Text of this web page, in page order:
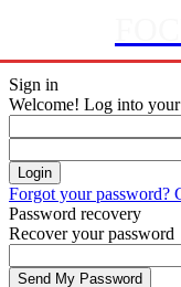
Sign in
Welcome! Log into
Forgot your password?
Password recovery
Recover your password